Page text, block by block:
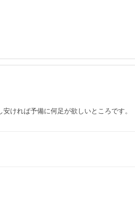
ければ予備に何足が欲しいところです。